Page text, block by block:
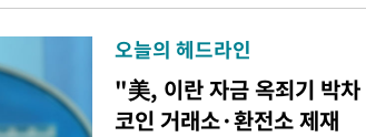
오늘의 헤드라인
"美, 이란 자금 옥죄기 박차
코인 거래소·환전소 제재